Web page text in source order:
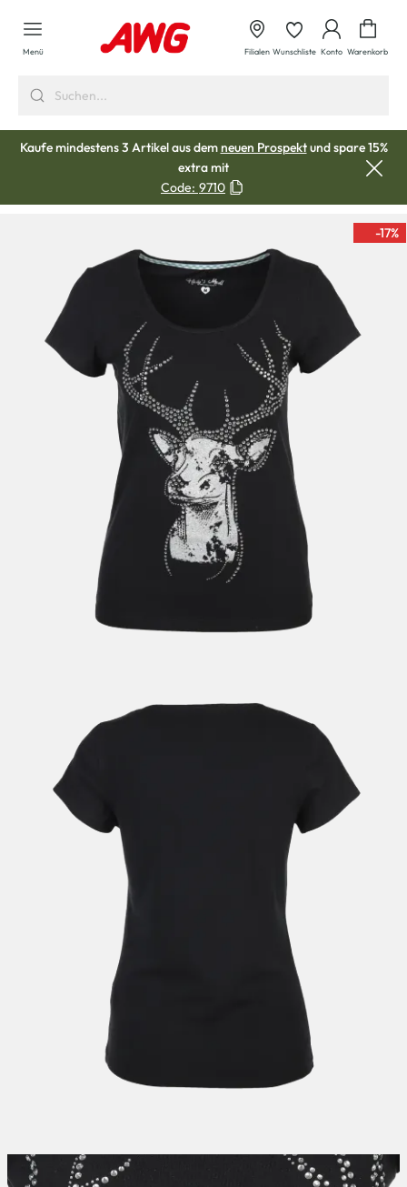
springen
Menü Filialen Wunschliste Konto Warenkorb
Kaufe mindestens 3 Artikel aus demneuen Prospektund spare 15%
extra mit
Code: 9710
-17%